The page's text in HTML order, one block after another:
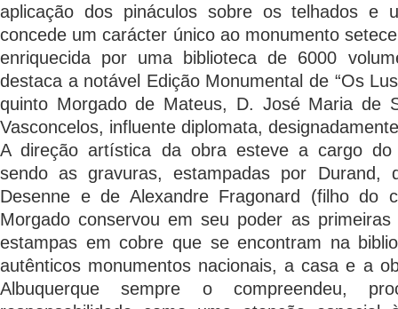
aplicação dos pináculos sobre os telhados e
concede um carácter único ao monumento
enriquecida por uma biblioteca de 6000
destaca a notável Edição Monumental de “Os
quinto Morgado de Mateus, D. José Maria de
Vasconcelos, influente diplomata,
A direção artística da obra esteve a cargo do
sendo as gravuras, estampadas por Durand,
Desenne e de Alexandre Fragonard (filho do
Morgado conservou em seu poder as
estampas em cobre que se encontram na
autênticos monumentos nacionais, a casa e a
Albuquerque sempre o compreendeu,